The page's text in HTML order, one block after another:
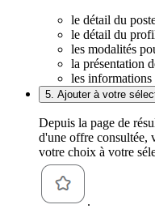
le détail du
le détail du
les modalités
la présentation
les informations
5. Ajouter à votre
Depuis la page de
d'une offre consultée,
votre choix à votre
.